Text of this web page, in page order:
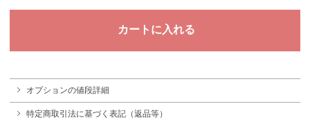
オプションの値段詳細
特定商取引法に基づく表記（返品等）